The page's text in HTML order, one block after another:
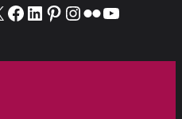
Facebook
LinkedIn
Pinterest
Instagram
FlickrYouTube